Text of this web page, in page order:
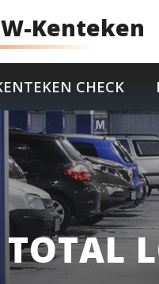
Kenteken
CHECK
TOTAL